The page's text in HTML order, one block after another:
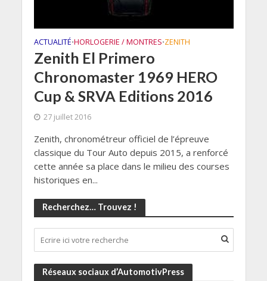
ACTUALITÉ•HORLOGERIE / MONTRES•ZENITH
Zenith El Primero
Chronomaster 1969 HERO
Cup & SRVA Editions 2016
27 juillet 2016
Zenith, chronométreur officiel de l’épreuve
classique du Tour Auto depuis 2015, a renforcé
cette année sa place dans le milieu des courses
historiques en...
Recherchez… Trouvez !
Réseaux sociaux d’AutomotivPress